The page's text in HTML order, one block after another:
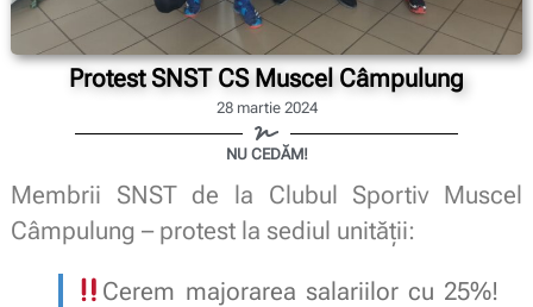
Protest SNST CS Muscel Câmpulung
28 martie 2024
NU CEDĂM!
Membrii SNST de la Clubul Sportiv Muscel
Câmpulung – protest la sediul unității:
Cerem majorarea salariilor cu 25%!